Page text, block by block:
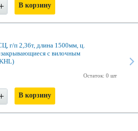
В корзину
г/п 2,36т, длина 1500мм, ц.
с вилочным
Остаток: 0 шт
В корзину